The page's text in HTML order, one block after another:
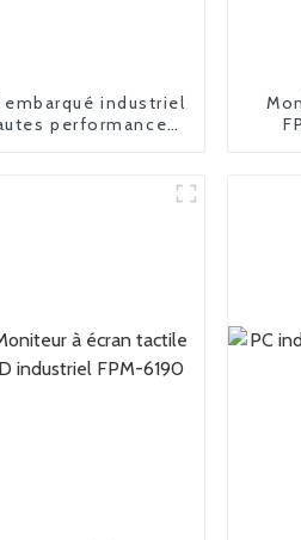
embarqué industriel
performances